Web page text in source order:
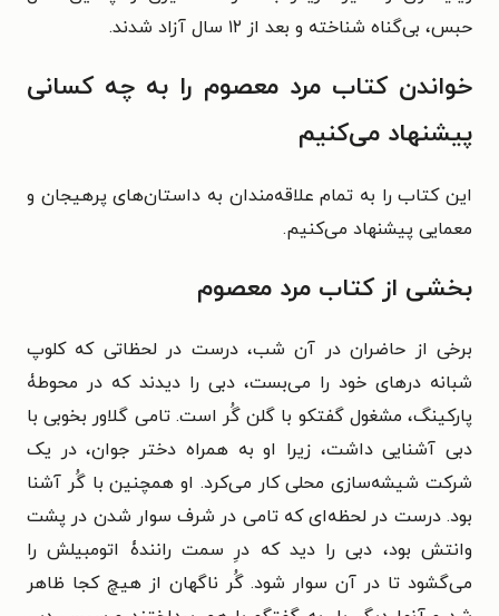
حبس، بی‌گناه شناخته و بعد از ۱۲ سال آزاد شدند.
خواندن کتاب مرد معصوم را به چه کسانی
پیشنهاد می‌کنیم
این کتاب را به تمام علاقه‌مندان به داستان‌های پرهیجان و
معمایی پیشنهاد می‌کنیم.
بخشی از کتاب مرد معصوم
برخی از حاضران در آن شب، درست در لحظاتی که کلوپ
شبانه درهای خود را می‌بست، دبی را دیدند که در محوطۀ
پارکینگ، مشغول گفتکو با گلن گُر است. تامی گلاور بخوبی با
دبی آشنایی داشت، زیرا او به همراه دختر جوان، در یک
شرکت شیشه‌سازی محلی کار می‌کرد. او همچنین با گُر آشنا
بود. درست در لحظه‌ای که تامی در شرف سوار شدن در پشت
وانتش بود، دبی را دید که درِ سمت رانندۀ اتومبیلش را
می‌گشود تا در آن سوار شود. گُر ناگهان از هیچ کجا ظاهر